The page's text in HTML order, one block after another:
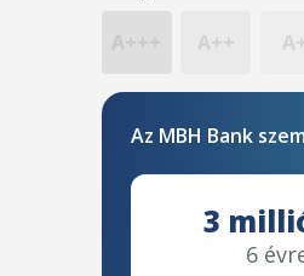
A++
Az MBH Bank
3
6